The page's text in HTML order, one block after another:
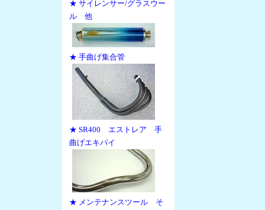
★ サイレンサー/グラスウー
ル 他
★ 手曲げ集合管
★ SR400 エストレア 手
曲げエキパイ
★ メンテナンスツール そ